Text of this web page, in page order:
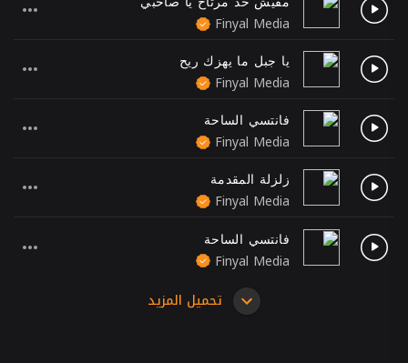
Finyal Media
يا جبل ما يهزك ريح
Finyal Media
فانتسي الساحة
Finyal Media
زلزلة المقدمة
Finyal Media
فانتسي الساحة
Finyal Media
تحميل المزيد